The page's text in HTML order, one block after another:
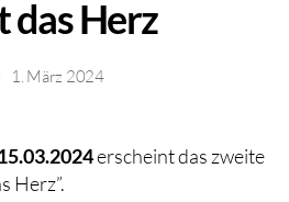
das Herz
1. März 2024
erscheint das zweite
Herz”.